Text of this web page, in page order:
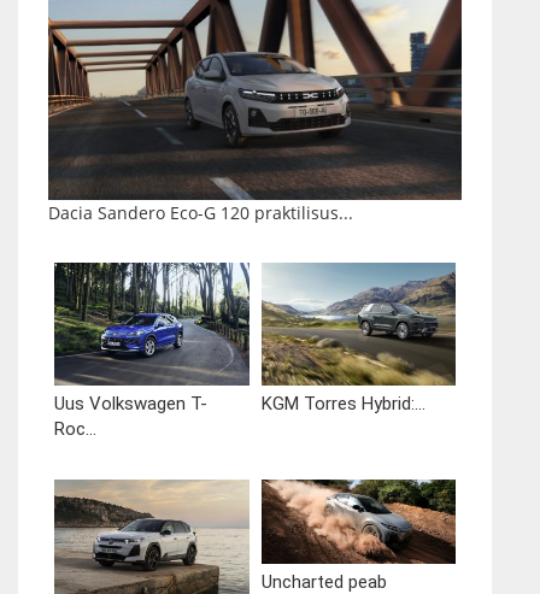
Dacia Sandero Eco-G 120 praktilisus...
Uus Volkswagen T-
Roc...
KGM Torres Hybrid:...
Uncharted peab